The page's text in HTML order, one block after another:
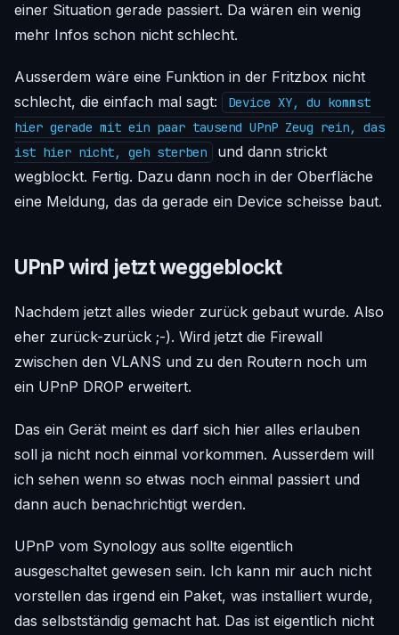
einer Situation gerade passiert. Da wären ein wenig
mehr Infos schon nicht schlecht.
Ausserdem wäre eine Funktion in der Fritzbox nicht
schlecht, die einfach mal sagt:
Device XY, du kommst
hier gerade mit ein paar tausend UPnP Zeug rein, das
ist hier nicht, geh sterben
und dann strickt
wegblockt. Fertig. Dazu dann noch in der Oberfläche
eine Meldung, das da gerade ein Device scheisse baut.
UPnP wird jetzt weggeblockt
Nachdem jetzt alles wieder zurück gebaut wurde. Also
eher zurück-zurück ;-). Wird jetzt die Firewall
zwischen den VLANS und zu den Routern noch um
ein UPnP DROP erweitert.
Das ein Gerät meint es darf sich hier alles erlauben
soll ja nicht noch einmal vorkommen. Ausserdem will
ich sehen wenn so etwas noch einmal passiert und
dann auch benachrichtigt werden.
UPnP vom Synology aus sollte eigentlich
ausgeschaltet gewesen sein. Ich kann mir auch nicht
vorstellen das irgend ein Paket, was installiert wurde,
das selbstständig gemacht hat. Das ist eigentlich nicht